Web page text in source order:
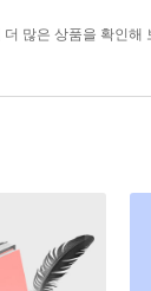
더 많은 상품을 확인해